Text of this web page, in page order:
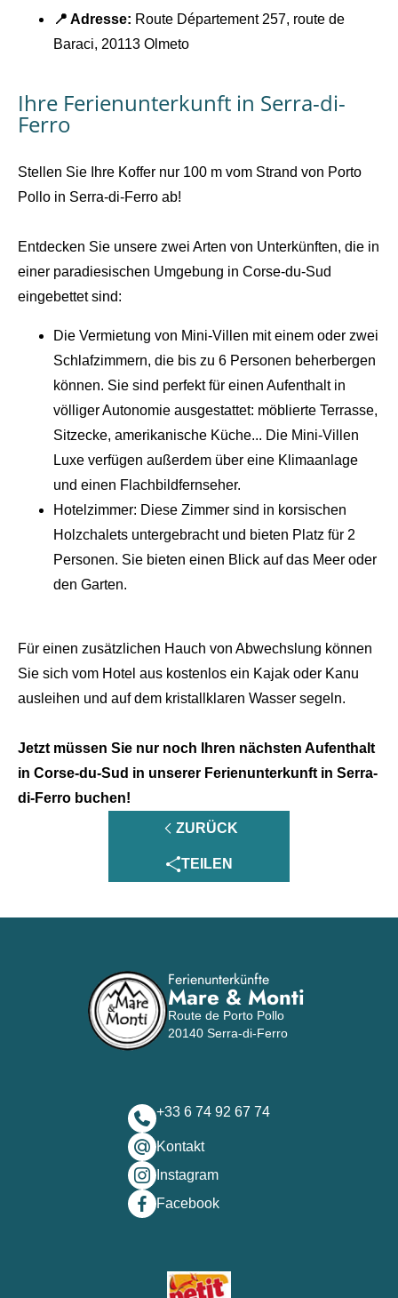
📍 Adresse: Route Département 257, route de
Baraci, 20113 Olmeto
Ihre Ferienunterkunft in Serra-di-
Ferro
Stellen Sie Ihre Koffer nur 100 m vom Strand von Porto
Pollo in Serra-di-Ferro ab!
Entdecken Sie unsere zwei Arten von Unterkünften, die in
einer paradiesischen Umgebung in Corse-du-Sud
eingebettet sind:
Die Vermietung von Mini-Villen mit einem oder zwei
Schlafzimmern, die bis zu 6 Personen beherbergen
können. Sie sind perfekt für einen Aufenthalt in
völliger Autonomie ausgestattet: möblierte Terrasse,
Sitzecke, amerikanische Küche... Die Mini-Villen
Luxe verfügen außerdem über eine Klimaanlage
und einen Flachbildfernseher.
Hotelzimmer: Diese Zimmer sind in korsischen
Holzchalets untergebracht und bieten Platz für 2
Personen. Sie bieten einen Blick auf das Meer oder
den Garten.
Für einen zusätzlichen Hauch von Abwechslung können
Sie sich vom Hotel aus kostenlos ein Kajak oder Kanu
ausleihen und auf dem kristallklaren Wasser segeln.
Jetzt müssen Sie nur noch Ihren nächsten Aufenthalt
in Corse-du-Sud in unserer Ferienunterkunft in Serra-
di-Ferro buchen!
ZURÜCK
TEILEN
Ferienunterkünfte
Mare & Monti
Route de Porto Pollo
20140 Serra-di-Ferro
+33 6 74 92 67 74
Kontakt
Instagram
Facebook